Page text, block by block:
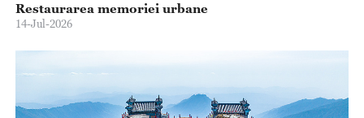
Restaurarea memoriei urbane
14-Jul-2026